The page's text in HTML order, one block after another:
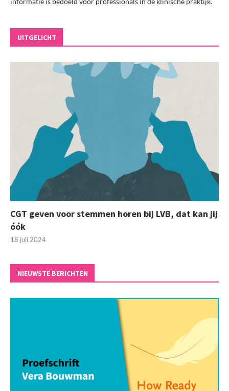
UITGELICHT
CGT geven voor stemmen horen bij LVB, dat kan jij
óók
18 juli 2024
NIEUWSTE BERICHTEN